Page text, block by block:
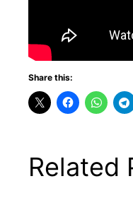
Share this:
Related